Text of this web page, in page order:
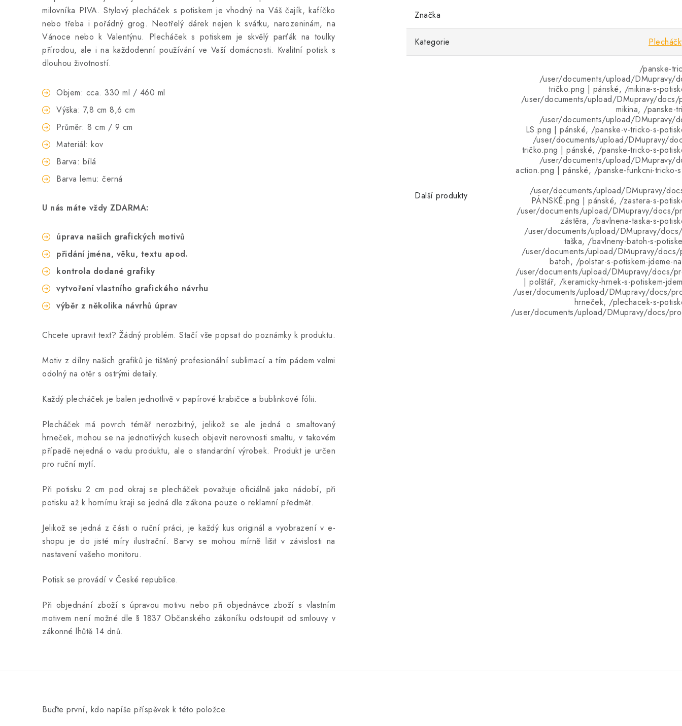
milovníka PIVA. Stylový plecháček s potiskem je vhodný na Váš čajík, kafíčko
nebo třeba i pořádný grog. Neotřelý dárek nejen k svátku, narozeninám, na
Vánoce nebo k Valentýnu. Plecháček s potiskem je skvělý parťák na toulky
přírodou, ale i na každodenní používání ve Vaší domácnosti. Kvalitní potisk s
dlouhou životností.
Objem: cca. 330 ml / 460 ml
Výška: 7,8 cm 8,6 cm
Průměr: 8 cm / 9 cm
Materiál: kov
Barva: bílá
Barva lemu: černá
U nás máte vždy ZDARMA:
úprava našich grafických motivů
přidání jména, věku, textu apod.
kontrola dodané grafiky
vytvoření vlastního grafického návrhu
výběr z několika návrhů úprav
Chcete upravit text? Žádný problém. Stačí vše popsat do poznámky k produktu.
Motiv z dílny našich grafiků je tištěný profesionální sublimací a tím pádem velmi
odolný na otěr s ostrými detaily.
Každý plecháček je balen jednotlivě v papírové krabičce a bublinkové fólii.
Plecháček má povrch téměř nerozbitný, jelikož se ale jedná o smaltovaný
hrneček, mohou se na jednotlivých kusech objevit nerovnosti smaltu, v takovém
případě nejedná o vadu produktu, ale o standardní výrobek. Produkt je určen
pro ruční mytí.
Při potisku 2 cm pod okraj se plecháček považuje oficiálně jako nádobí, při
potisku až k hornímu kraji se jedná dle zákona pouze o reklamní předmět.
Jelikož se jedná z části o ruční práci, je každý kus originál a vyobrazení v e-
shopu je do jisté míry ilustrační. Barvy se mohou mírně lišit v závislosti na
nastavení vašeho monitoru.
Potisk se provádí v České republice.
Při objednání zboží s úpravou motivu nebo při objednávce zboží s vlastním
motivem není možné dle § 1837 Občanského zákoníku odstoupit od smlouvy v
zákonné lhůtě 14 dnů.
Značka
Kategorie
Další produkty
/panske-
/user/documents/upload/DMupravy/
tričko.png | pánské, /mikina-s-
/user/documents/upload/DMupravy/docs/
mikina, /panske-
/user/documents/upload/DMupravy/
LS.png | pánské, /panske-v-tricko-s-
/user/documents/upload/DMupravy/
tričko.png | pánské, /panske-tricko-s-
/user/documents/upload/DMupravy/
action.png | pánské, /panske-funkcni-tricko-
/user/documents/upload/DMupravy/
PÁNSKÉ.png | pánské, /zastera-s-
/user/documents/upload/DMupravy/docs/
zástěra, /bavlnena-taska-s-
/user/documents/upload/DMupravy/
taška, /bavlneny-batoh-s-
/user/documents/upload/DMupravy/
batoh, /polstar-s-potiskem-jdeme-
/user/documents/upload/DMupravy/docs/
| polštář, /keramicky-hrnek-s-potiskem-
/user/documents/upload/DMupravy/docs/
hrneček, /plechacek-s-
/user/documents/upload/DMupravy/docs/
Buďte první, kdo napíše příspěvek k této položce.